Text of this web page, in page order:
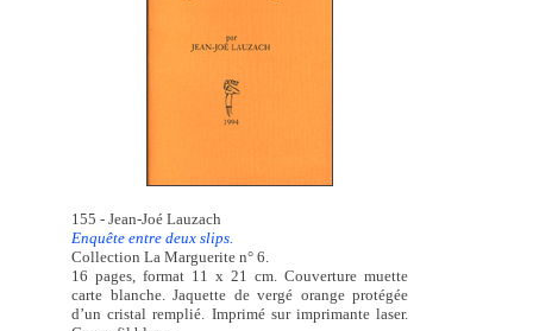
155 - Jean-Joé Lauzach
Enquête entre deux slips.
Collection La Marguerite n° 6.
16 pages, format 11 x 21 cm. Couverture muette
carte blanche. Jaquette de vergé orange protégée
d’un cristal remplié. Imprimé sur imprimante laser.